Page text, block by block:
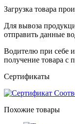
Загрузка товара
Для вывоза
отправить данные
Водителю при себе
получение товара с
Сертификаты
Похожие товары